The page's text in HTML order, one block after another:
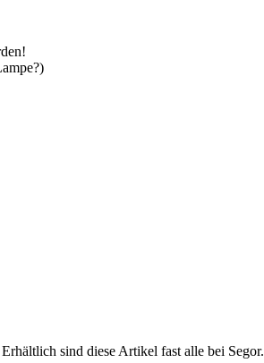
sind diese Artikel fast alle bei